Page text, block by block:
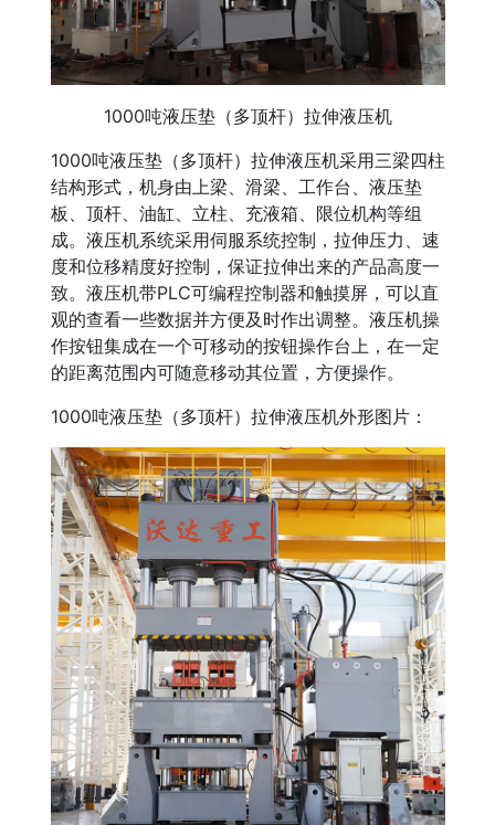
1000吨液压垫（多顶杆）拉伸液压机
1000吨液压垫（多顶杆）拉伸液压机采用三梁四柱
结构形式，机身由上梁、滑梁、工作台、液压垫
板、顶杆、油缸、立柱、充液箱、限位机构等组
成。液压机系统采用伺服系统控制，拉伸压力、速
度和位移精度好控制，保证拉伸出来的产品高度一
致。液压机带PLC可编程控制器和触摸屏，可以直
观的查看一些数据并方便及时作出调整。液压机操
作按钮集成在一个可移动的按钮操作台上，在一定
的距离范围内可随意移动其位置，方便操作。
1000吨液压垫（多顶杆）拉伸液压机外形图片：